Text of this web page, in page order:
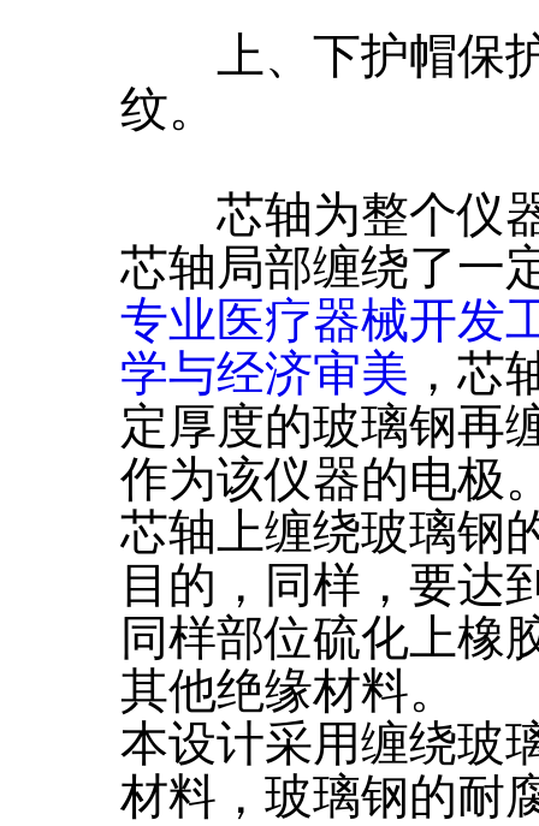
上、下护帽保护
纹。
芯轴为整个仪
芯轴局部缠绕了一
专业医疗器械开发
学与经济审美 ，芯
定厚度的玻璃钢再
作为该仪器的电极
芯轴上缠绕玻璃钢
目的，同样，要达
同样部位硫化上橡
其他绝缘材料。
本设计采用缠绕玻
材料，玻璃钢的耐